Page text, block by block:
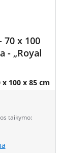
70 x 100
- „Royal
x 100 x 85 cm
taikymo: